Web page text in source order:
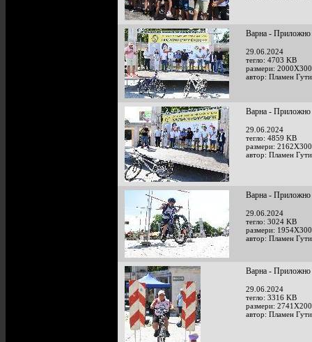
Варна - Приложно
29.06.2024
тегло: 4703 KB
размери:
автор: Пламен
Варна - Приложно
29.06.2024
тегло: 4859 KB
размери:
автор: Пламен
Варна - Приложно
29.06.2024
тегло: 3024 KB
размери:
автор: Пламен
Варна - Приложно
29.06.2024
тегло: 3316 KB
размери:
автор: Пламен